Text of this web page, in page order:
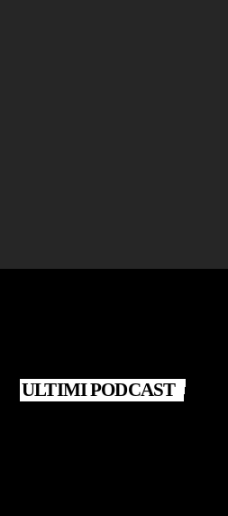
ULTIMI PODCAST